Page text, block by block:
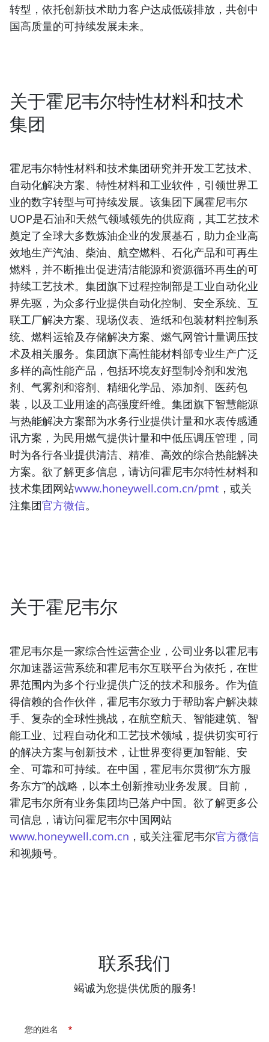
转型，依托创新技术助力客户达成低碳排放，共创中
国高质量的可持续发展未来。
关于霍尼韦尔特性材料和技术
集团
霍尼韦尔特性材料和技术集团研究并开发工艺技术、
自动化解决方案、特性材料和工业软件，引领世界工
业的数字转型与可持续发展。该集团下属霍尼韦尔
UOP是石油和天然气领域领先的供应商，其工艺技术
奠定了全球大多数炼油企业的发展基石，助力企业高
效地生产汽油、柴油、航空燃料、石化产品和可再生
燃料，并不断推出促进清洁能源和资源循环再生的可
持续工艺技术。集团旗下过程控制部是工业自动化业
界先驱，为众多行业提供自动化控制、安全系统、互
联工厂解决方案、现场仪表、造纸和包装材料控制系
统、燃料运输及存储解决方案、燃气网管计量调压技
术及相关服务。集团旗下高性能材料部专业生产广泛
多样的高性能产品，包括环境友好型制冷剂和发泡
剂、气雾剂和溶剂、精细化学品、添加剂、医药包
装，以及工业用途的高强度纤维。集团旗下智慧能源
与热能解决方案部为水务行业提供计量和水表传感通
讯方案，为民用燃气提供计量和中低压调压管理，同
时为各行各业提供清洁、精准、高效的综合热能解决
方案。欲了解更多信息，请访问霍尼韦尔特性材料和
技术集团网站www.honeywell.com.cn/pmt ，或关
注集团官方微信。
关于霍尼韦尔
霍尼韦尔是一家综合性运营企业，公司业务以霍尼韦
尔加速器运营系统和霍尼韦尔互联平台为依托，在世
界范围内为多个行业提供广泛的技术和服务。作为值
得信赖的合作伙伴，霍尼韦尔致力于帮助客户解决棘
手、复杂的全球性挑战，在航空航天、智能建筑、智
能工业、过程自动化和工艺技术领域，提供切实可行
的解决方案与创新技术，让世界变得更加智能、安
全、可靠和可持续。在中国，霍尼韦尔贯彻“东方服
务东方”的战略，以本土创新推动业务发展。目前，
霍尼韦尔所有业务集团均已落户中国。欲了解更多公
司信息，请访问霍尼韦尔中国网站
www.honeywell.com.cn ，或关注霍尼韦尔官方微信
和视频号。
联系我们
竭诚为您提供优质的服务!
*
您的姓名